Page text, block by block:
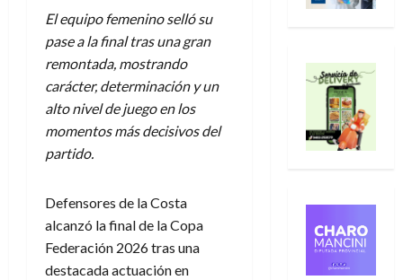
El equipo femenino selló su
pase a la final tras una gran
remontada, mostrando
carácter, determinación y un
alto nivel de juego en los
momentos más decisivos del
partido.
Defensores de la Costa
alcanzó la final de la Copa
Federación 2026 tras una
destacada actuación en